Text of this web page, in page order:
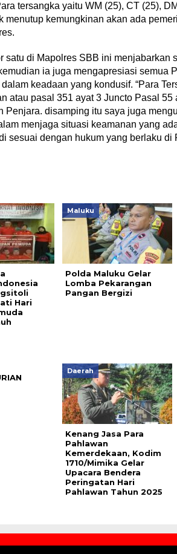
tersangka yaitu WM (25), CT (25),
menutup kemungkinan akan ada
satu di Mapolres SBB ini menjabarkan
ia juga mengapresiasi semua
keadaan yang kondusif. “Para
atau pasal 351 ayat 3 Juncto Pasal
Penjara. disamping itu saya juga
menjaga situasi keamanan yang
sesuai dengan hukum yang berlaku di
Hari
Maluku
Polda Maluku Gelar
Lomba Pekarangan
Pangan Bergizi
Daerah
Kenang Jasa Para
Pahlawan
Kemerdekaan, Kodim
1710/Mimika Gelar
Upacara Bendera
Peringatan Hari
Pahlawan Tahun 2025